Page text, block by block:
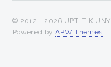
© 2012 - 2026 UPT. TIK UNY
Powered by APW Themes